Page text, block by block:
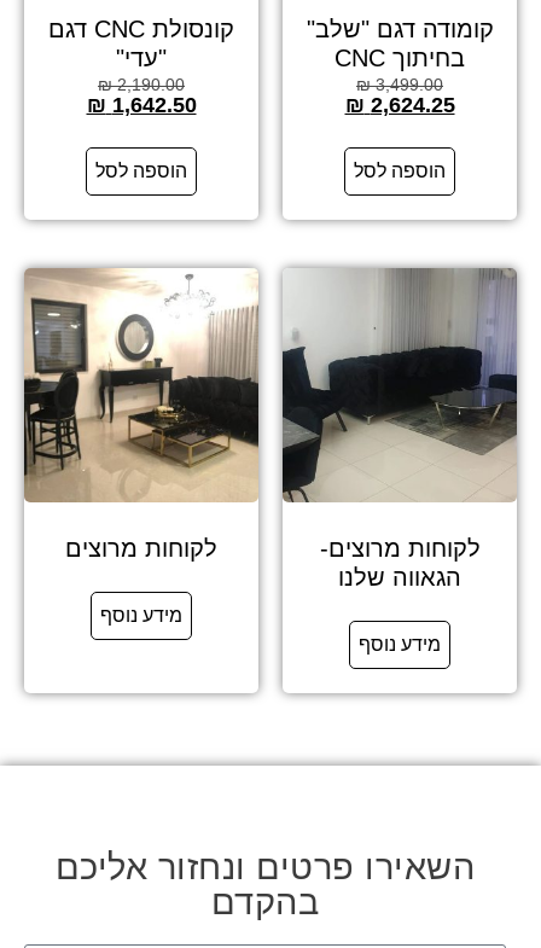
קומודה דגם "שלב"
בחיתוך CNC
3,499.00
₪
2,624.25
₪
הוספה לסל
קונסולת CNC דגם
"עדי"
2,190.00
₪
1,642.50
₪
הוספה לסל
לקוחות מרוצים-
הגאווה שלנו
מידע נוסף
לקוחות מרוצים
מידע נוסף
השאירו פרטים ונחזור אליכם
בהקדם